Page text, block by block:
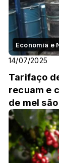
Economia e
14/07/2025
Tarifaço
recuam e
de mel